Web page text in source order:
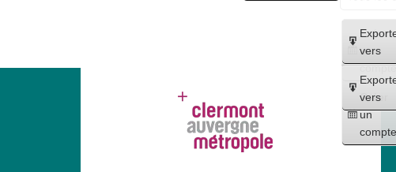
Créer
un
compte
Créer
un
compte
vers
vers